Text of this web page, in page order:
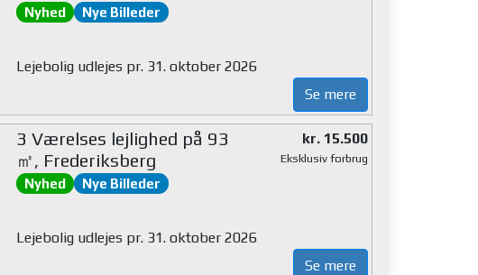
Nyhed Nye Billeder
Lejebolig udlejes pr. 31. oktober 2026
Se mere
3 Værelses lejlighed på 93
㎡, Frederiksberg
Nyhed Nye Billeder
kr. 15.500
Eksklusiv forbrug
Lejebolig udlejes pr. 31. oktober 2026
Se mere